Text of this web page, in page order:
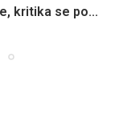
kritika se po...